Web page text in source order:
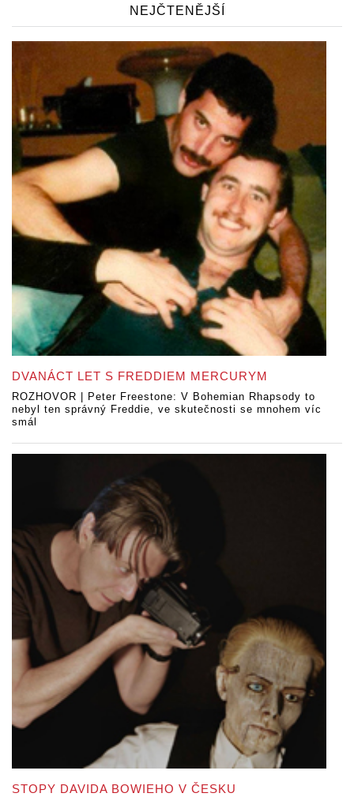
NEJČTENĚJŠÍ
DVANÁCT LET S FREDDIEM MERCURYM
ROZHOVOR | Peter Freestone: V Bohemian Rhapsody to
nebyl ten správný Freddie, ve skutečnosti se mnohem víc
smál
STOPY DAVIDA BOWIEHO V ČESKU